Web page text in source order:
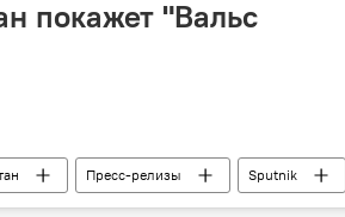
покажет "Вальс
Пресс-релизы
Sputnik
в ВОВ